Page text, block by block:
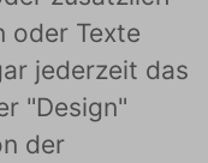
oder Texte
jederzeit das
"Design"
der